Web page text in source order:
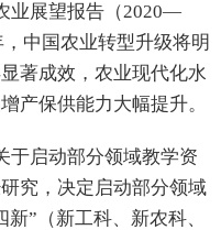
展望报告（2020—
中国农业转型升级将明
著成效，农业现代化水
产保供能力大幅提升。
启动部分领域教学资
究，决定启动部分领域
”（新工科、新农科、